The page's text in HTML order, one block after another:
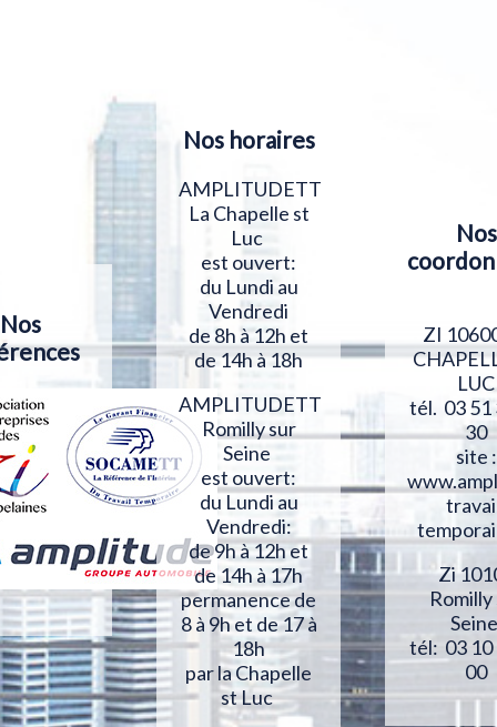
Nos
Nos horaires
AMPLITUDETT
La Chapelle st
Luc
est ouvert:
du Lundi au
Vendredi
de 8h à 12h et
de 14h à 18h
AMPLITUDETT
Romilly sur
Seine
est ouvert:
du Lundi au
Vendredi:
de 9h à 12h et
de 14h à 17h
permanence de
8 à 9h et de 17 à
18h
par la Chapelle
st Luc
Nos
ZI
LUC
tél. 03 51
30
site :
Zi
tél: 03 10
00